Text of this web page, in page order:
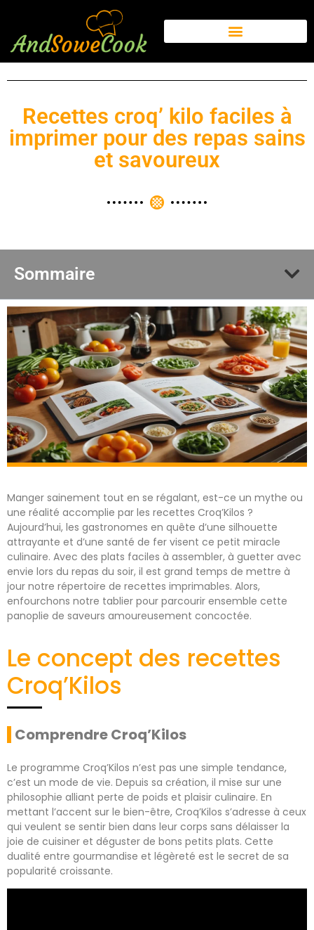
Recettes croq’ kilo faciles à
imprimer pour des repas sains
et savoureux
Sommaire
Manger sainement tout en se régalant, est-ce un mythe ou
une réalité accomplie par les recettes Croq’Kilos ?
Aujourd’hui, les gastronomes en quête d’une silhouette
attrayante et d’une santé de fer visent ce petit miracle
culinaire. Avec des plats faciles à assembler, à guetter avec
envie lors du repas du soir, il est grand temps de mettre à
jour notre répertoire de recettes imprimables. Alors,
enfourchons notre tablier pour parcourir ensemble cette
panoplie de saveurs amoureusement concoctée.
Le concept des recettes
Croq’Kilos
Comprendre Croq’Kilos
Le programme Croq’Kilos n’est pas une simple tendance,
c’est un mode de vie. Depuis sa création, il mise sur une
philosophie alliant perte de poids et plaisir culinaire. En
mettant l’accent sur le bien-être, Croq’Kilos s’adresse à ceux
qui veulent se sentir bien dans leur corps sans délaisser la
joie de cuisiner et déguster de bons petits plats. Cette
dualité entre gourmandise et légèreté est le secret de sa
popularité croissante.